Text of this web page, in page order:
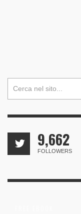
9,662
FOLLOWERS